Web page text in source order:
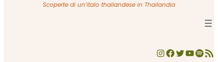
Scoperte di un’italo thailandese in Thailandia
InstagramFacebook Twitter YouTube Spotify Feed RSS